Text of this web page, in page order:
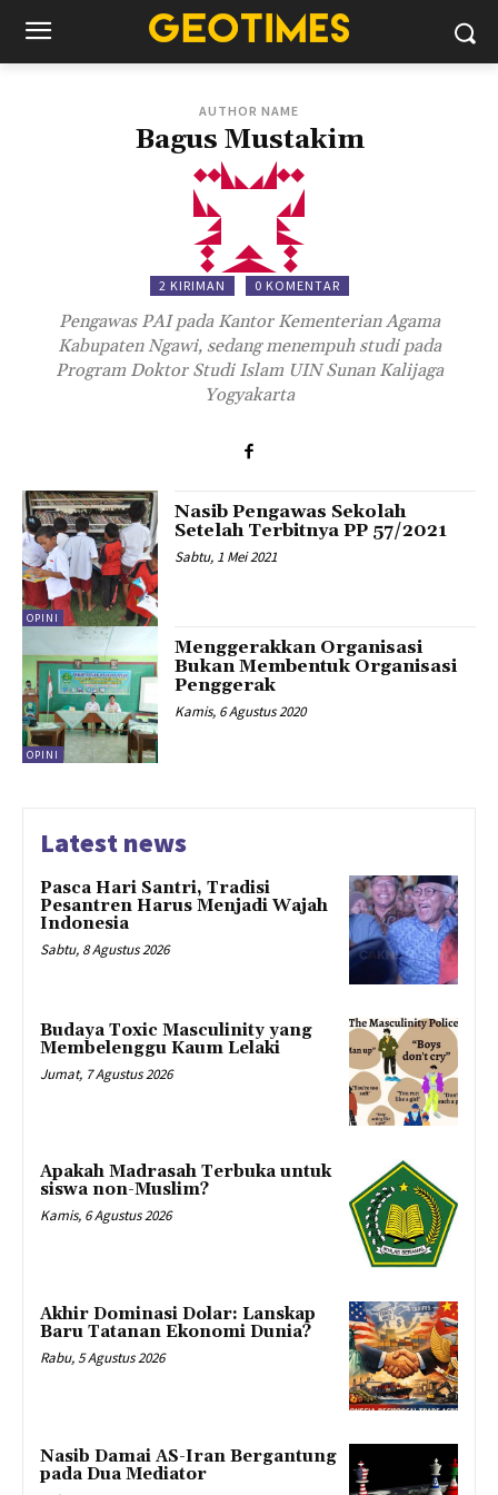
AUTHOR NAME
Bagus Mustakim
2 KIRIMAN 0 KOMENTAR
Pengawas PAI pada Kantor Kementerian Agama
Kabupaten Ngawi, sedang menempuh studi pada
Program Doktor Studi Islam UIN Sunan Kalijaga
Yogyakarta
OPINI
Nasib Pengawas Sekolah
Setelah Terbitnya PP 57/2021
Sabtu, 1 Mei 2021
OPINI
Menggerakkan Organisasi
Bukan Membentuk Organisasi
Penggerak
Kamis, 6 Agustus 2020
Latest news
Pasca Hari Santri, Tradisi
Pesantren Harus Menjadi Wajah
Indonesia
Sabtu, 8 Agustus 2026
Budaya Toxic Masculinity yang
Membelenggu Kaum Lelaki
Jumat, 7 Agustus 2026
Apakah Madrasah Terbuka untuk
siswa non-Muslim?
Kamis, 6 Agustus 2026
Akhir Dominasi Dolar: Lanskap
Baru Tatanan Ekonomi Dunia?
Rabu, 5 Agustus 2026
Nasib Damai AS-Iran Bergantung
pada Dua Mediator